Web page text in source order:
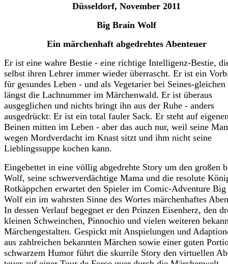
Düsseldorf, November 2011
Big Brain Wolf
Ein märchenhaft abgedrehtes Abenteuer
Er ist eine wahre Bestie - eine richtige Intelligenz-Bestie,
selbst ihren Lehrer immer wieder überrascht. Er ist ein
für gesundes Leben - und als Vegetarier bei Seines-gleichen
längst die Lachnummer im Märchenwald. Er ist überaus
ausgeglichen und nichts bringt ihn aus der Ruhe - anders
ausgedrückt: Er ist ein total fauler Sack. Er steht auf
Beinen mitten im Leben - aber das auch nur, weil seine
wegen Mordverdacht im Knast sitzt und ihm nicht seine
Lieblingssuppe kochen kann.
Eingebettet in eine völlig abgedrehte Story um den großen
Wolf, seine schwerverdächtige Mama und die resolute
Rotkäppchen erwartet den Spieler im Comic-Adventure
Wolf ein im wahrsten Sinne des Wortes märchenhaftes
In dessen Verlauf begegnet er den Prinzen Eisenherz, den
kleinen Schweinchen, Pinnochio und vielen weiteren
Märchengestalten. Gespickt mit Anspielungen und
aus zahlreichen bekannten Märchen sowie einer guten
schwarzem Humor führt die skurrile Story den virtuellen